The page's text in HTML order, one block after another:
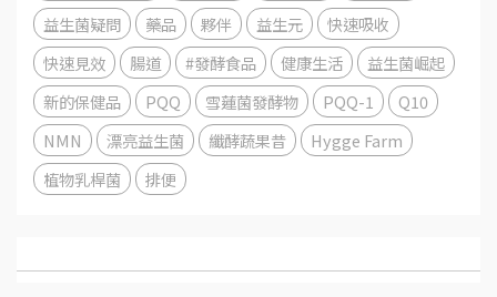
益生菌疑問
藥品 夥伴 益生元
快速吸收
快速見效
腸道 #發酵食品 健康生活
益生菌崛起
新的保健品
PQQ 雪蓮菌發酵物 PQQ-1
Q10
NMN
漂亮益生菌 纖酵蔬果昔
Hygge Farm
植物乳桿菌
排便